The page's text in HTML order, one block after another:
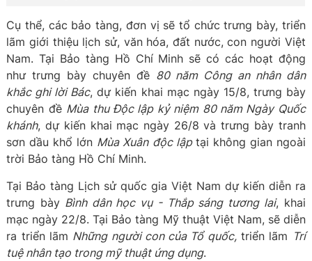
Cụ thể, các bảo tàng, đơn vị sẽ tổ chức trưng bày, triển
lãm giới thiệu lịch sử, văn hóa, đất nước, con người Việt
Nam. Tại Bảo tàng Hồ Chí Minh sẽ có các hoạt động
như trưng bày chuyên đề 80 năm Công an nhân dân
khắc ghi lời Bác, dự kiến khai mạc ngày 15/8, trưng bày
chuyên đề Mùa thu Độc lập kỷ niệm 80 năm Ngày Quốc
khánh, dự kiến khai mạc ngày 26/8 và trưng bày tranh
sơn dầu khổ lớn Mùa Xuân độc lập tại không gian ngoài
trời Bảo tàng Hồ Chí Minh.
Tại Bảo tàng Lịch sử quốc gia Việt Nam dự kiến diễn ra
trưng bày Bình dân học vụ - Thắp sáng tương lai, khai
mạc ngày 22/8. Tại Bảo tàng Mỹ thuật Việt Nam, sẽ diễn
ra triển lãm Những người con của Tổ quốc,triển lãm Trí
tuệ nhân tạo trong mỹ thuật ứng dụng.